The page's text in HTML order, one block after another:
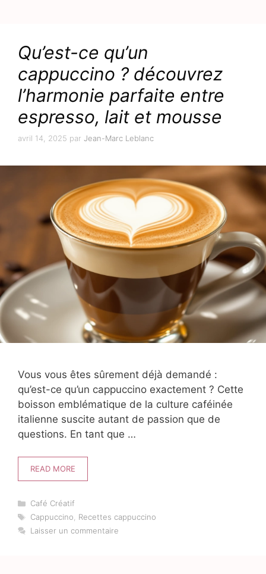
Qu’est-ce qu’un
cappuccino ? découvrez
l’harmonie parfaite entre
espresso, lait et mousse
avril 14, 2025 par Jean-Marc Leblanc
Vous vous êtes sûrement déjà demandé :
qu’est-ce qu’un cappuccino exactement ? Cette
boisson emblématique de la culture caféinée
italienne suscite autant de passion que de
questions. En tant que …
READ MORE
Catégories
Café Créatif
Étiquettes
Cappuccino
Recettes cappuccino
Laisser un commentaire